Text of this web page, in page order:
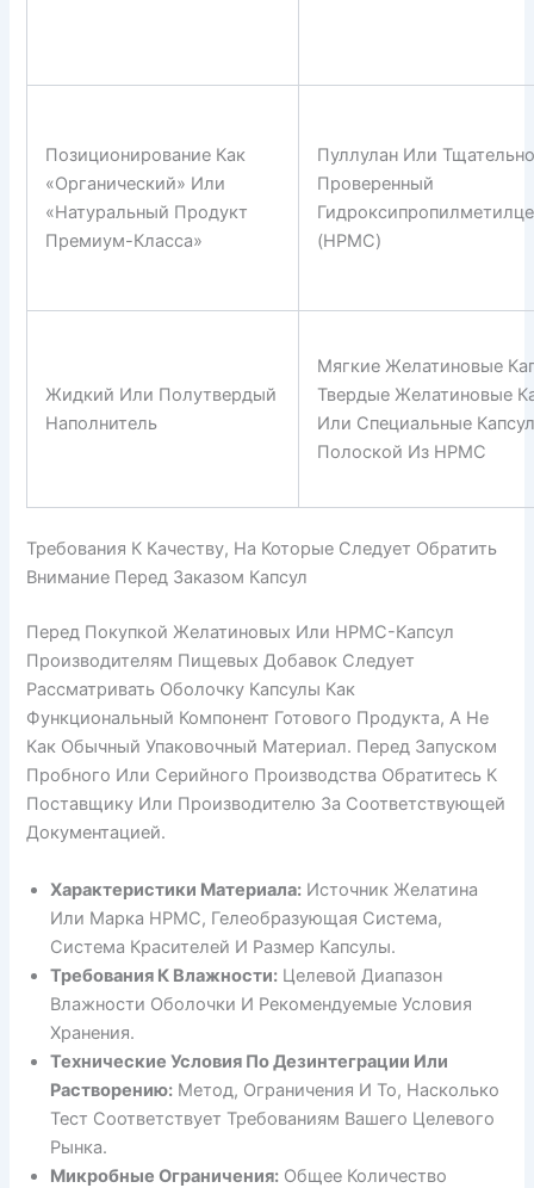
Позиционирование Как
«органический» Или
«натуральный Продукт
Премиум-Класса»
Пуллулан Или
Проверенный
(HPMC)
Жидкий Или Полутвердый
Наполнитель
Мягкие Желатиновые
Твердые Желатиновые
Или Специальные
Полоской Из HPMC
Требования К Качеству, На Которые Следует Обратить
Внимание Перед Заказом Капсул
Перед Покупкой Желатиновых Или HPMC-Капсул
Производителям Пищевых Добавок Следует
Рассматривать Оболочку Капсулы Как
Функциональный Компонент Готового Продукта, А Не
Как Обычный Упаковочный Материал. Перед Запуском
Пробного Или Серийного Производства Обратитесь К
Поставщику Или Производителю За Соответствующей
Документацией.
Характеристики Материала: Источник Желатина
Или Марка HPMC, Гелеобразующая Система,
Система Красителей И Размер Капсулы.
Требования К Влажности: Целевой Диапазон
Влажности Оболочки И Рекомендуемые Условия
Хранения.
Технические Условия По Дезинтеграции Или
Растворению: Метод, Ограничения И То, Насколько
Тест Соответствует Требованиям Вашего Целевого
Рынка.
Микробные Ограничения: Общее Количество